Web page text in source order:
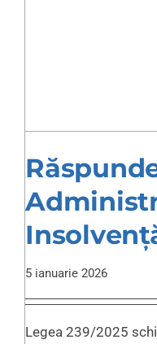
5 ianuarie 2026
Legea 239/2025